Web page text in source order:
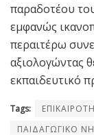
παραδοτέου
εμφανώς
περαιτέρω
αξιολογώντας
εκπαιδευτικό
Tags:
ΠΑΙΔΑΓΩΓΙΚΟ